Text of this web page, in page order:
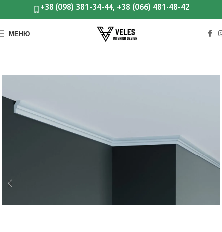
+38 (098) 381-34-44, +38 (066) 481-48-42
МЕНЮ